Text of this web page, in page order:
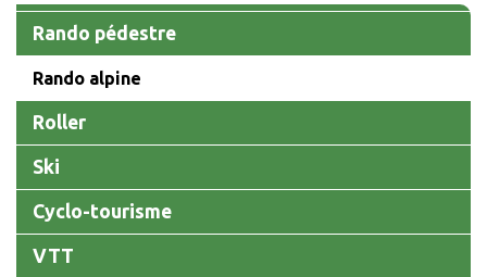
Main
navigation
Rando pédestre
Rando alpine
Roller
Ski
Cyclo-tourisme
VTT